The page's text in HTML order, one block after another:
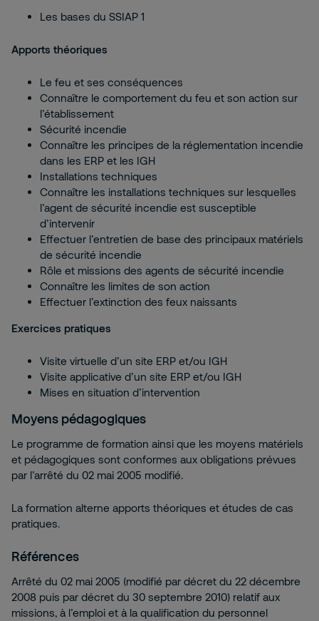
Les bases du SSIAP 1
Apports théoriques
Le feu et ses conséquences
Connaître le comportement du feu et son action sur
l’établissement
Sécurité incendie
Connaître les principes de la réglementation incendie
dans les ERP et les IGH
Installations techniques
Connaître les installations techniques sur lesquelles
l’agent de sécurité incendie est susceptible
d’intervenir
Effectuer l’entretien de base des principaux matériels
de sécurité incendie
Rôle et missions des agents de sécurité incendie
Connaître les limites de son action
Effectuer l’extinction des feux naissants
Exercices pratiques
Visite virtuelle d’un site ERP et/ou IGH
Visite applicative d’un site ERP et/ou IGH
Mises en situation d’intervention
Moyens pédagogiques
Le programme de formation ainsi que les moyens matériels
et pédagogiques sont conformes aux obligations prévues
par l’arrêté du 02 mai 2005 modifié.
La formation alterne apports théoriques et études de cas
pratiques.
Références
Arrêté du 02 mai 2005 (modifié par décret du 22 décembre
2008 puis par décret du 30 septembre 2010) relatif aux
missions, à l’emploi et à la qualification du personnel